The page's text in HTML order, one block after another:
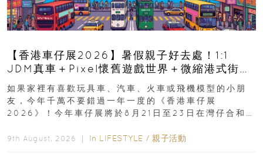
【香港車仔展2026】暑假親子好去處！1:1
JDM真車＋Pixel懷舊遊戲世界＋微縮港式街景
8月灣仔登場 車迷家庭必去！
如果家裡有喜歡玩具車、汽車、火車或飛機模型的小朋
友，今年千萬不要錯過一年一度的《香港車仔展
2026》！今年車仔展將於8月21日至23日在灣仔合和酒
9th August, 2026 ｜ In LIFESTYLE / 親子活動